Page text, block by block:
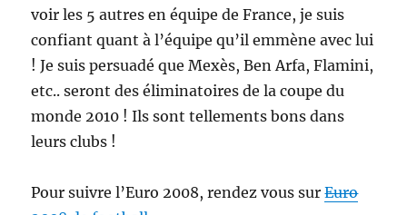
voir les 5 autres en équipe de France, je suis
confiant quant à l’équipe qu’il emmène avec lui
! Je suis persuadé que Mexès, Ben Arfa, Flamini,
etc.. seront des éliminatoires de la coupe du
monde 2010 ! Ils sont tellements bons dans
leurs clubs !
Pour suivre l’Euro 2008, rendez vous surEuro